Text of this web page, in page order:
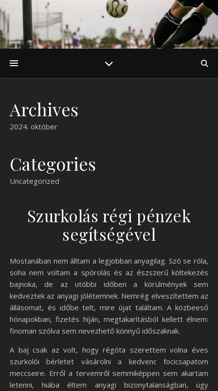
Archives
2024. október
Categories
Uncategorized
Szurkolás régi pénzek
segítségével
Mostanában nem álltam a legjobban anyagilag. Szó se róla,
soha nem voltam a spórolás és az észszerű költekezés
bajnoka, de az utóbbi időben a körülmények sem
kedveztek az anyagi jólétemnek. Nemrég elveszítettem az
állásomat, és időbe telt, mire újat találtam. A közbeeső
hónapokban, fizetés híján, megtakarításból kellett élnem:
finoman szólva sem nevezhető könnyű időszaknak.
A baj csak az volt, hogy régóta szerettem volna éves
szurkolói bérletet vásárolni a kedvenc focicsapatom
meccseire. Erről a tervemről semmiképpen sem akartam
letenni, hiába éltem anyagi bizonytalanságban, úgy